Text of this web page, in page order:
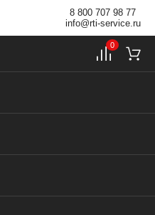
8 800 707 98 77
info@rti-service.ru
0